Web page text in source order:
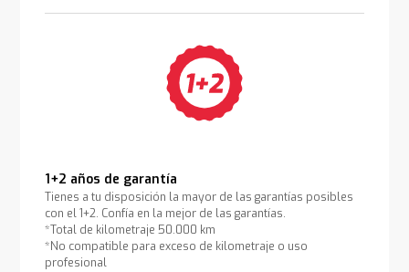
1+2 años de garantía
Tienes a tu disposición la mayor de las garantías posibles
con el 1+2. Confía en la mejor de las garantías.
*Total de kilometraje 50.000 km
*No compatible para exceso de kilometraje o uso
profesional